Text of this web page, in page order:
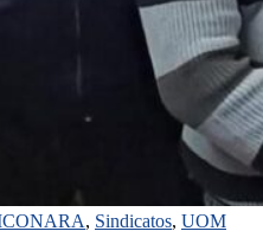
, Sindicatos, UOM